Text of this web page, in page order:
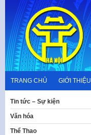
content
TRANG CHỦ GIỚI THIỆU
Tin tức – Sự kiện
Văn hóa
Thể Thao